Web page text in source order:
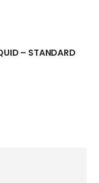
– STANDARD